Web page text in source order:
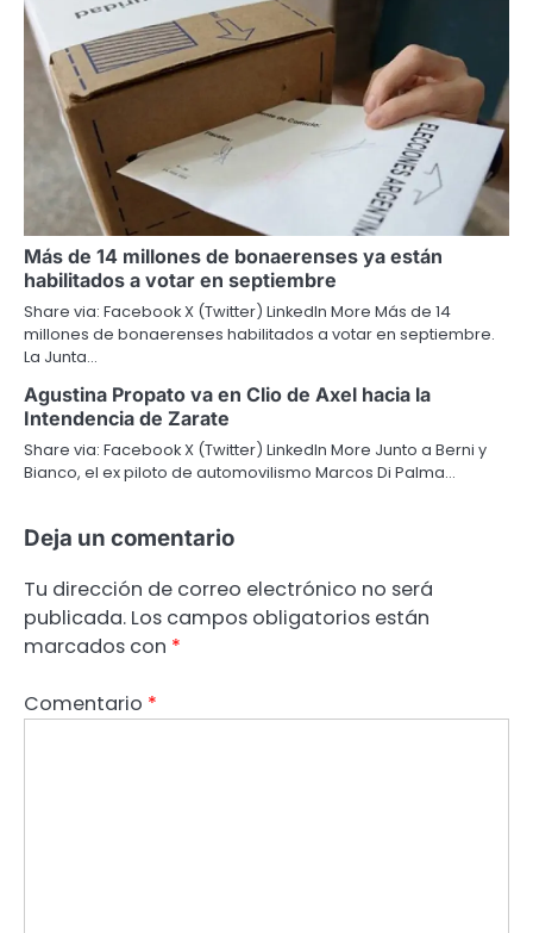
Más de 14 millones de bonaerenses ya están
habilitados a votar en septiembre
Share via: Facebook X (Twitter) LinkedIn More Más de 14
millones de bonaerenses habilitados a votar en septiembre.
La Junta…
Agustina Propato va en Clio de Axel hacia la
Intendencia de Zarate
Share via: Facebook X (Twitter) LinkedIn More Junto a Berni y
Bianco, el ex piloto de automovilismo Marcos Di Palma…
Deja un comentario
Tu dirección de correo electrónico no será
publicada. Los campos obligatorios están
marcados con *
Comentario *